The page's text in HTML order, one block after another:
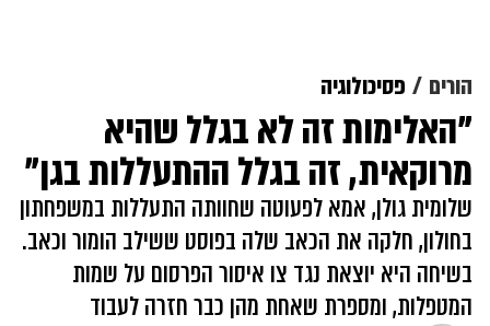
הורים פסיכולוגיה
"האלימות זה לא בגלל שהיא
מרוקאית, זה בגלל ההתעללות בגן"
שלומית גולן, אמא לפעוטה שחוותה התעללות במשפחתון
בחולון, חלקה את הכאב שלה בפוסט ששילב הומור וכאב.
בשיחה היא יוצאת נגד צו איסור הפרסום על שמות
המטפלות, ומספרת שאחת מהן כבר חזרה לעבוד